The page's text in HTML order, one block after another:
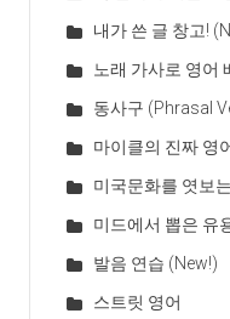
내가 쓴 글 창고!
노래 가사로 영어
동사구 (Phrasal
마이클의 진짜 영
미국문화를 엿보
미드에서 뽑은 유
발음 연습 (New!)
스트릿 영어